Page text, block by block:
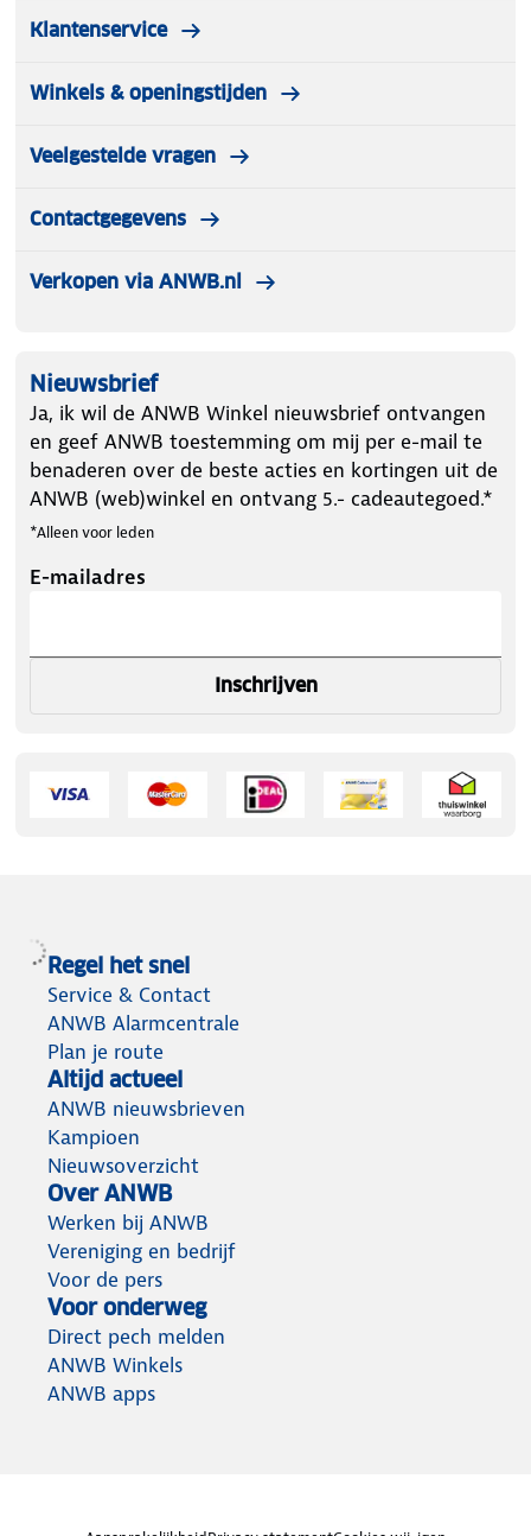
Klantenservice
Winkels & openingstijden
Veelgestelde vragen
Contactgegevens
Verkopen via ANWB.nl
Nieuwsbrief
Ja, ik wil de ANWB Winkel nieuwsbrief ontvangen
en geef ANWB toestemming om mij per e-mail te
benaderen over de beste acties en kortingen uit de
ANWB (web)winkel en ontvang 5.- cadeautegoed.*
*Alleen voor leden
E-mailadres
Inschrijven
Regel het snel
Service & Contact
ANWB Alarmcentrale
Plan je route
Altijd actueel
ANWB nieuwsbrieven
Kampioen
Nieuwsoverzicht
Over ANWB
Werken bij ANWB
Vereniging en bedrijf
Voor de pers
Voor onderweg
Direct pech melden
ANWB Winkels
ANWB apps